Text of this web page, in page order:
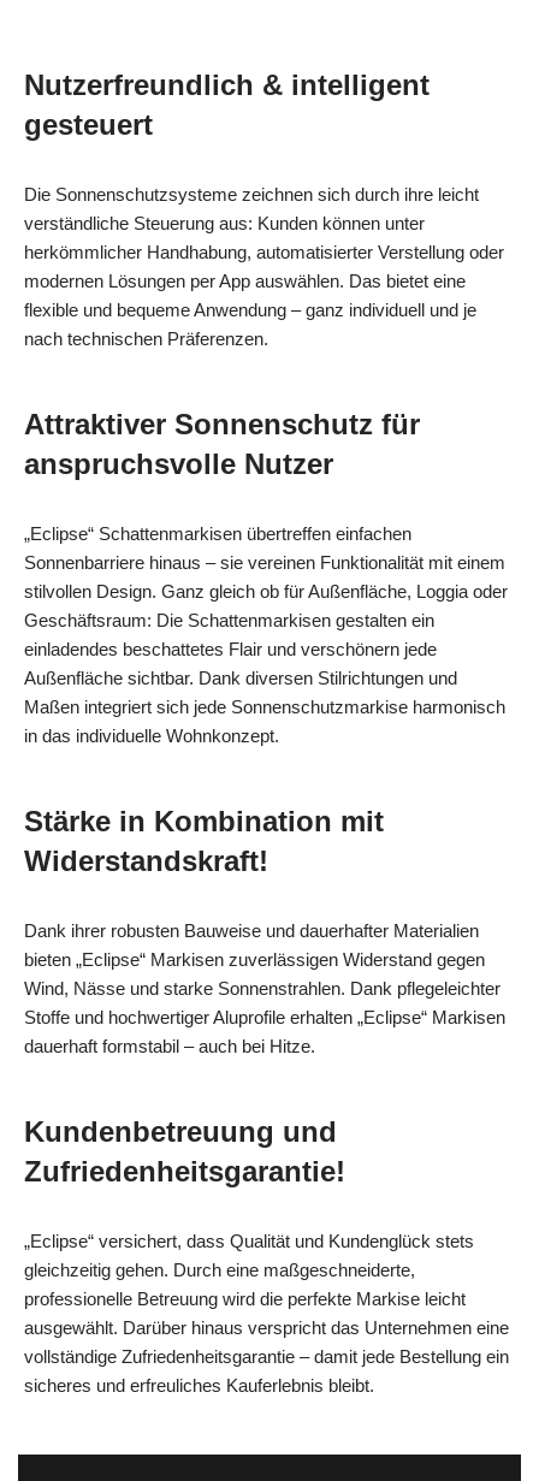
Nutzerfreundlich & intelligent
gesteuert
Die Sonnenschutzsysteme zeichnen sich durch ihre leicht
verständliche Steuerung aus: Kunden können unter
herkömmlicher Handhabung, automatisierter Verstellung oder
modernen Lösungen per App auswählen. Das bietet eine
flexible und bequeme Anwendung – ganz individuell und je
nach technischen Präferenzen.
Attraktiver Sonnenschutz für
anspruchsvolle Nutzer
„Eclipse“ Schattenmarkisen übertreffen einfachen
Sonnenbarriere hinaus – sie vereinen Funktionalität mit einem
stilvollen Design. Ganz gleich ob für Außenfläche, Loggia oder
Geschäftsraum: Die Schattenmarkisen gestalten ein
einladendes beschattetes Flair und verschönern jede
Außenfläche sichtbar. Dank diversen Stilrichtungen und
Maßen integriert sich jede Sonnenschutzmarkise harmonisch
in das individuelle Wohnkonzept.
Stärke in Kombination mit
Widerstandskraft!
Dank ihrer robusten Bauweise und dauerhafter Materialien
bieten „Eclipse“ Markisen zuverlässigen Widerstand gegen
Wind, Nässe und starke Sonnenstrahlen. Dank pflegeleichter
Stoffe und hochwertiger Aluprofile erhalten „Eclipse“ Markisen
dauerhaft formstabil – auch bei Hitze.
Kundenbetreuung und
Zufriedenheitsgarantie!
„Eclipse“ versichert, dass Qualität und Kundenglück stets
gleichzeitig gehen. Durch eine maßgeschneiderte,
professionelle Betreuung wird die perfekte Markise leicht
ausgewählt. Darüber hinaus verspricht das Unternehmen eine
vollständige Zufriedenheitsgarantie – damit jede Bestellung ein
sicheres und erfreuliches Kauferlebnis bleibt.